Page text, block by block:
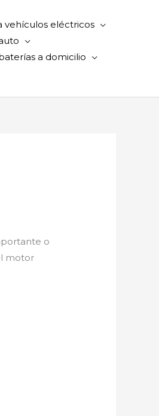
vehículos eléctricos
a domicilio
o
motor